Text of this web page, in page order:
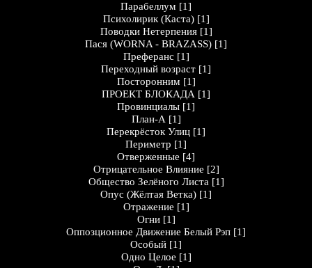
Парабеллум [1]
Психолирик (Каста) [1]
Поводки Нетерпения [1]
Пася (WORNA - BRAZASS) [1]
Преферанс [1]
Переходный возраст [1]
Посторонним [1]
ПРОЕКТ БЛОКАДА [1]
Провинциалы [1]
План-А [1]
Перекрёсток Улиц [1]
Периметр [1]
Отверженные [4]
Отрицательное Влияние [2]
Общество Зелёного Листа [1]
Опус (Жёлтая Ветка) [1]
Отражение [1]
Огни [1]
Оппозционное Движение Белый Рэп [1]
Особый [1]
Одно Целое [1]